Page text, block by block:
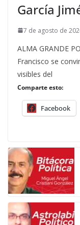
García
7 de agosto de
ALMA GRANDE
Francisco se
visibles del
Comparte esto:
Facebook